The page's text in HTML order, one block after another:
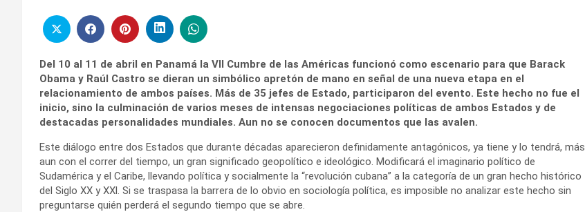
Del 10 al 11 de abril en Panamá la VII Cumbre de las Américas funcionó como escenario para que Barack
Obama y Raúl Castro se dieran un simbólico apretón de mano en señal de una nueva etapa en el
relacionamiento de ambos países. Más de 35 jefes de Estado, participaron del evento. Este hecho no fue el
inicio, sino la culminación de varios meses de intensas negociaciones políticas de ambos Estados y de
destacadas personalidades mundiales. Aun no se conocen documentos que las avalen.
Este diálogo entre dos Estados que durante décadas aparecieron definidamente antagónicos, ya tiene y lo tendrá, más
aun con el correr del tiempo, un gran significado geopolítico e ideológico. Modificará el imaginario político de
Sudamérica y el Caribe, llevando política y socialmente la “revolución cubana” a la categoría de un gran hecho histórico
del Siglo XX y XXl. Si se traspasa la barrera de lo obvio en sociología política, es imposible no analizar este hecho sin
preguntarse quién perderá el segundo tiempo que se abre.